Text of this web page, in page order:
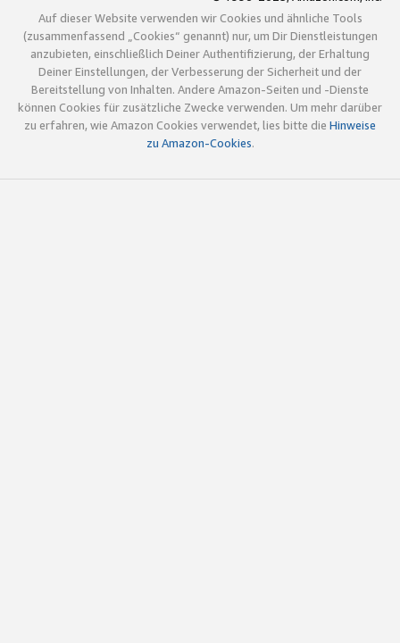
Auf dieser Website verwenden wir Cookies und ähnliche Tools
(zusammenfassend „Cookies“ genannt) nur, um Dir Dienstleistungen
anzubieten, einschließlich Deiner Authentifizierung, der Erhaltung
Deiner Einstellungen, der Verbesserung der Sicherheit und der
Bereitstellung von Inhalten. Andere Amazon-Seiten und -Dienste
können Cookies für zusätzliche Zwecke verwenden. Um mehr darüber
zu erfahren, wie Amazon Cookies verwendet, lies bitte die Hinweise
zu Amazon-Cookies.